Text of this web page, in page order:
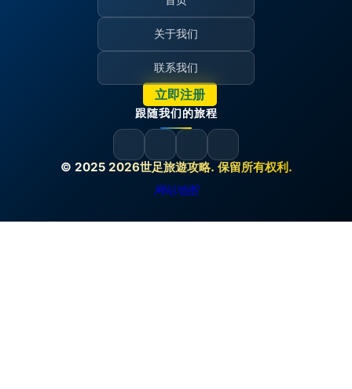
© 2025 2026世足旅遊攻略. 保留所有权利.
网站地图
关于我们
联系我们
立即注册
跟随我们的旅程